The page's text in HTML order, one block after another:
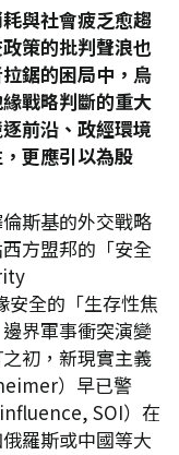
與社會疲乏愈趨
策的批判聲浪也
鋸的困局中，烏
戰略判斷的重大
前沿、政經環境
更應引以為殷
斯基的外交戰略
方盟邦的「安全
全的「生存性焦
界軍事衝突演變
初，新現實主義
）早已警
SOI）在
羅斯或中國等大